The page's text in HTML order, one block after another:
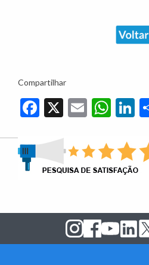
Compartilhar
Facebook
X Email